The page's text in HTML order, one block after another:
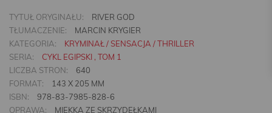
TYTUŁ ORYGINAŁU:
RIVER GOD
TŁUMACZENIE:
MARCIN KRYGIER
KATEGORIA:
KRYMINAŁ / SENSACJA / THRILLER
SERIA:
CYKL EGIPSKI , TOM 1
LICZBA STRON:
640
FORMAT:
143 X 205 MM
ISBN:
978-83-7985-828-6
OPRAWA:
MIĘKKA ZE SKRZYDEŁKAMI